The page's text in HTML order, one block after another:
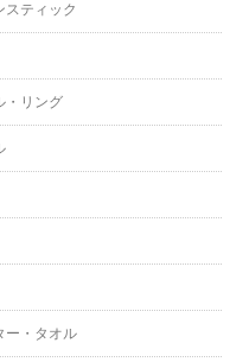
スティック
・リング
ー・タオル